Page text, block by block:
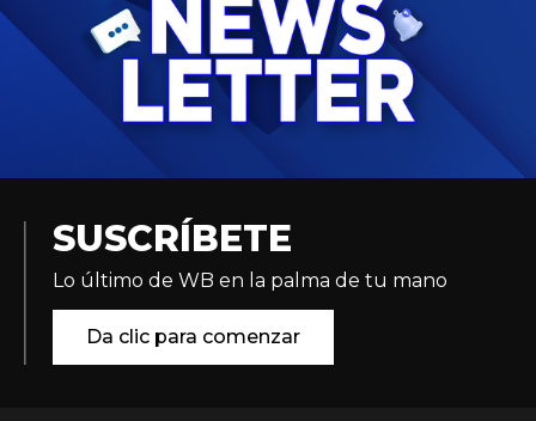
SUSCRÍBETE
Lo último de WB en la palma de tu mano
Da clic para comenzar